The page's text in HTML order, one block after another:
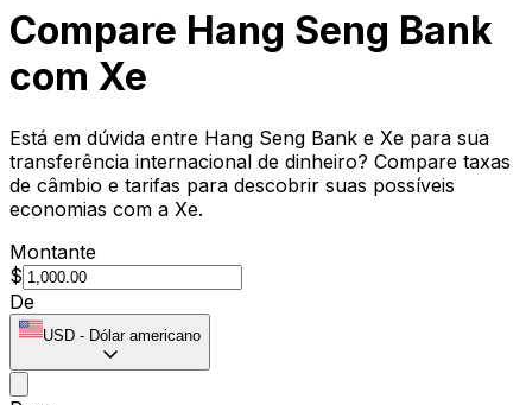
Compare Hang Seng Bank
com Xe
Está em dúvida entre Hang Seng Bank e Xe para sua
transferência internacional de dinheiro? Compare taxas
de câmbio e tarifas para descobrir suas possíveis
economias com a Xe.
Montante
$
De
USD - Dólar americano